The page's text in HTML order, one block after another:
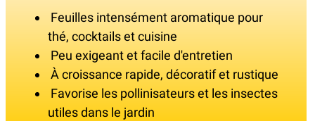
Feuilles intensément aromatique pour
thé, cocktails et cuisine
Peu exigeant et facile d'entretien
À croissance rapide, décoratif et rustique
Favorise les pollinisateurs et les insectes
utiles dans le jardin